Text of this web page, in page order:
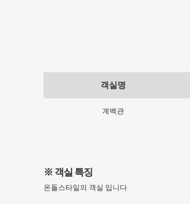
객실명
계백관
※ 객실 특징
온돌스타일의 객실 입니다.